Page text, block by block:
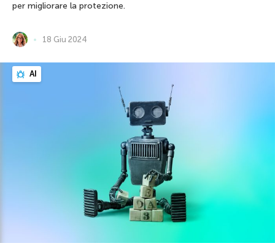
per migliorare la protezione.
18 Giu 2024
AI